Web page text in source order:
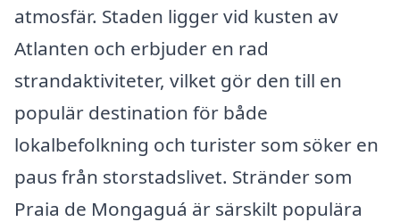
atmosfär. Staden ligger vid kusten av
Atlanten och erbjuder en rad
strandaktiviteter, vilket gör den till en
populär destination för både
lokalbefolkning och turister som söker en
paus från storstadslivet. Stränder som
Praia de Mongaguá är särskilt populära